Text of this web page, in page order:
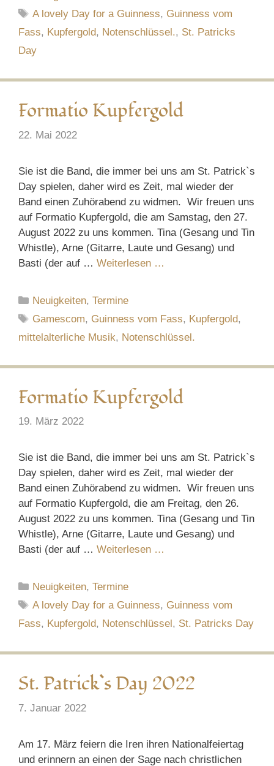
Schlagwörter
A lovely Day for a Guinness, Guinness vom
Fass, Kupfergold, Notenschlüssel., St. Patricks
Day
Formatio Kupfergold
22. Mai 2022
Sie ist die Band, die immer bei uns am St. Patrick`s
Day spielen, daher wird es Zeit, mal wieder der
Band einen Zuhörabend zu widmen. Wir freuen uns
auf Formatio Kupfergold, die am Samstag, den 27.
August 2022 zu uns kommen. Tina (Gesang und Tin
Whistle), Arne (Gitarre, Laute und Gesang) und
Basti (der auf … Weiterlesen …
Kategorien
Neuigkeiten,Termine
Schlagwörter
Gamescom, Guinness vom Fass, Kupfergold,
mittelalterliche Musik, Notenschlüssel.
Formatio Kupfergold
19. März 2022
Sie ist die Band, die immer bei uns am St. Patrick`s
Day spielen, daher wird es Zeit, mal wieder der
Band einen Zuhörabend zu widmen. Wir freuen uns
auf Formatio Kupfergold, die am Freitag, den 26.
August 2022 zu uns kommen. Tina (Gesang und Tin
Whistle), Arne (Gitarre, Laute und Gesang) und
Basti (der auf … Weiterlesen …
Kategorien
Neuigkeiten,Termine
Schlagwörter
A lovely Day for a Guinness, Guinness vom
Fass, Kupfergold, Notenschlüssel, St. Patricks Day
St. Patrick`s Day 2022
7. Januar 2022
Am 17. März feiern die Iren ihren Nationalfeiertag
und erinnern an einen der Sage nach christlichen